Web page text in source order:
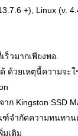
+), Linux (v.
วมากเพียงพอ.
ด้วยเหตุนี้ความจะ
ก Kingston SSD
จำกัดความทนทาน
เติม